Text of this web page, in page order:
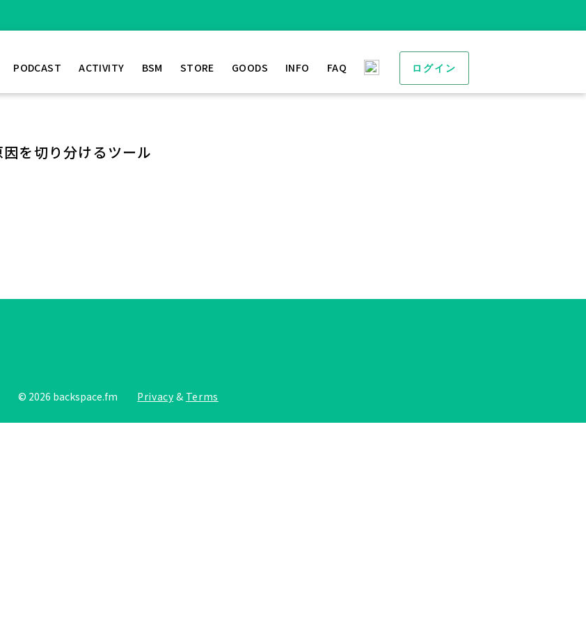
PODCAST ACTIVITY BSM STORE GOODS INFO FAQ ログイン
を切り分けるツール
© 2026 backspace.fm Privacy & Terms